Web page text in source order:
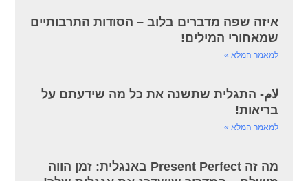
איזה שפה מדברים בלוב – הסודות התרבותיים
שמאחורי המילים!
למאמר המלא »
لام- התגלית שתשנה את כל מה שידעתם על
בריאות!
למאמר המלא »
מה זה Present Perfect באנגלית: זמן הווה